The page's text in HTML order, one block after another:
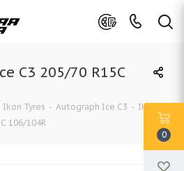
C3 205/70 R15C
Ikon Tyres - Autograph Ice C3 - Ikon
106/104R
0